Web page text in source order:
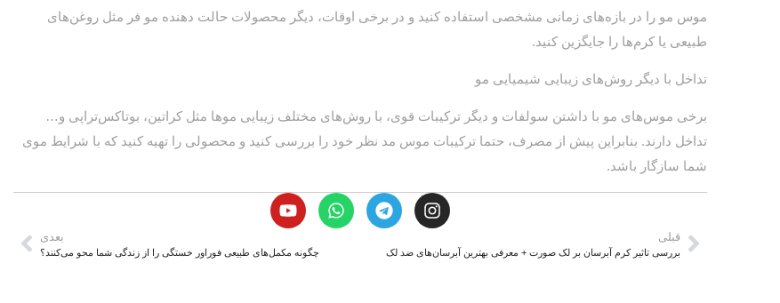
موس مو را در بازه‌های زمانی مشخصی استفاده کنید و در برخی اوقات، دیگر محصولات حالت دهنده مو فر مثل روغن‌های
طبیعی یا کرم‌ها را جایگزین کنید.
تداخل با دیگر روش‌های زیبایی شیمیایی مو
برخی موس‌های مو با داشتن سولفات و دیگر ترکیبات قوی، با روش‌های مختلف زیبایی موها مثل کراتین، بوتاکس‌تراپی و…
تداخل دارند. بنابراین پیش از مصرف، حتما ترکیبات موس مد نظر خود را بررسی کنید و محصولی را تهیه کنید که با شرایط موی
شما سازگار باشد.
قبلی
بررسی تاثیر کرم آبرسان بر لک صورت + معرفی بهترین آبرسان‌های ضد لک
بعدی
چگونه مکمل‌های طبیعی فوراور خستگی را از زندگی شما محو می‌کنند؟